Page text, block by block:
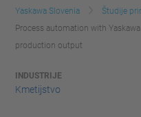
Yaskawa Slovenia
Študije
Process automation with
production output
INDUSTRIJE
Kmetijstvo